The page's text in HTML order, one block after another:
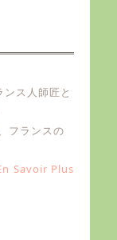
ス人師匠と
フランスの
Savoir Plus